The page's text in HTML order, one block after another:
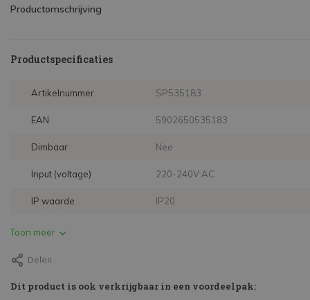
Productomschrijving
Productspecificaties
Artikelnummer SP535183
EAN 5902650535183
Dimbaar Nee
Input (voltage) 220-240V AC
IP waarde IP20
Toon meer
Delen
Dit product is ook verkrijgbaar in een voordeelpak: